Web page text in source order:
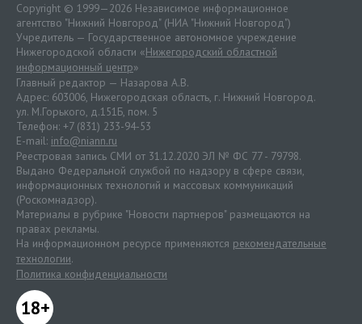
Copyright © 1999—2026 Независимое информационное
агентство "Нижний Новгород" (НИА "Нижний Новгород")
Учредитель — Государственное автономное учреждение
Нижегородской области «Нижегородский областной
информационный центр»
Главный редактор — Назарова А.В.
Адрес: 603006, Нижегородская область, г. Нижний Новгород.
ул. М.Горького, д.151Б, пом. 5
Телефон: +7 (831) 233-94-53
E-mail: info@niann.ru
Реестровая запись СМИ от 31.12.2020 ЭЛ № ФС 77 - 79798.
Выдано Федеральной службой по надзору в сфере связи,
информационных технологий и массовых коммуникаций
(Роскомнадзор).
Материалы в рубрике "Новости партнеров" размещаются на
правах рекламы.
На информационном ресурсе применяются рекомендательные
технологии.
Политика конфиденциальности
18+